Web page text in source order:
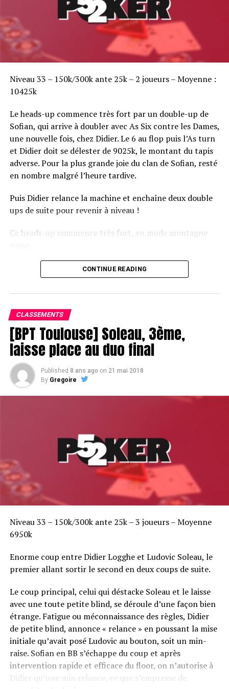
Niveau 33 – 150k/300k ante 25k – 2 joueurs – Moyenne :
10425k
Le heads-up commence très fort par un double-up de
Sofian, qui arrive à doubler avec As Six contre les Dames,
une nouvelle fois, chez Didier. Le 6 au flop puis l’As turn
et Didier doit se délester de 9025k, le montant du tapis
adverse. Pour la plus grande joie du clan de Sofian, resté
en nombre malgré l’heure tardive.
Puis Didier relance la machine et enchaîne deux double
ups de suite pour revenir à niveau !
Ce heads-up commence très fort, en mode montagne
Le champagne va réchauffer si les deux finalistes ne se décident pas !
CONTINUE READING
CLASSEMENTS
[BPT Toulouse] Soleau, 3ème,
laisse place au duo final
Published 8 ans ago on 21 mai 2018
By Gregoire
Niveau 33 – 150k/300k ante 25k – 3 joueurs – Moyenne
6950k
Enorme coup entre Didier Logghe et Ludovic Soleau, le
premier allant sortir le second en deux coups de suite.
Le coup principal, celui qui déstacke Soleau et le laisse
avec une toute petite blind, se déroule d’une façon bien
étrange. Fatigue ou méconnaissance des règles, Didier
de petite blind, annonce « relance » en poussant la mise
initiale qu’avait posé Ludovic au bouton, soit un min-
raise. Sofian en BB s’échappe du coup et après
intervention rapide et efficace du floor, on n’autorise à
Didier qu’une min relance, ce que s’empresse de